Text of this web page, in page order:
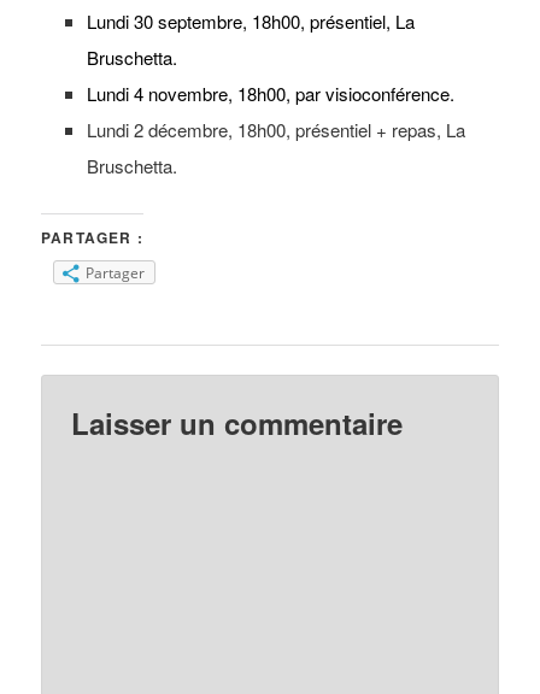
Lundi 30 septembre, 18h00, présentiel, La
Bruschetta.
Lundi 4 novembre, 18h00, par visioconférence.
Lundi 2 décembre, 18h00, présentiel + repas, La
Bruschetta.
PARTAGER :
Partager
Laisser un commentaire